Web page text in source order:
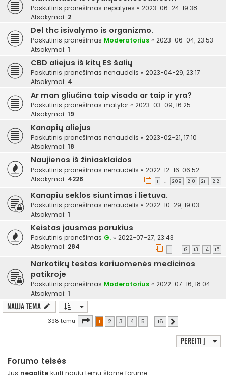
Paskutinis pranešimas nepatyres « 2023-06-24, 19:38
Atsakymai: 2
Del thc isivalymo is organizmo.
Paskutinis pranešimas Moderatorius « 2023-06-04, 23:53
Atsakymai: 1
CBD aliejus iš kitų ES šalių
Paskutinis pranešimas nenaudelis « 2023-04-29, 23:17
Atsakymai: 4
Ar man gliučina taip visada ar taip ir yra?
Paskutinis pranešimas matylor « 2023-03-09, 16:25
Atsakymai: 19
Kanapių aliejus
Paskutinis pranešimas nenaudelis « 2023-02-21, 17:10
Atsakymai: 18
Naujienos iš žiniasklaidos
Paskutinis pranešimas nenaudelis « 2022-12-16, 06:52
Atsakymai: 4228 1 … 209 210 211 212
Kanapiu seklos siuntimas i lietuva.
Paskutinis pranešimas nenaudelis « 2022-10-29, 19:03
Atsakymai: 1
Keistas jausmas parukius
Paskutinis pranešimas G. « 2022-07-27, 23:43
Atsakymai: 284 1 … 12 13 14 15
Narkotikų testas kariuomenės medicinos
patikroje
Paskutinis pranešimas Moderatorius « 2022-07-16, 18:04
Atsakymai: 1
Nauja tema
398 temų Puslapis iš 16
1 2 3 4 5 … 16
Pereiti į
Forumo teisės
Jūs negalite kurti naujų temų šiame forume